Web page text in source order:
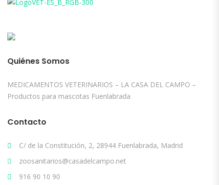
Quiénes Somos
MEDICAMENTOS VETERINARIOS – LA CASA DEL CAMPO –
Productos para mascotas Fuenlabrada
Contacto
C/ de la Constitución, 2, 28944 Fuenlabrada, Madrid
zoosanitarios@casadelcampo.net
916 90 10 90